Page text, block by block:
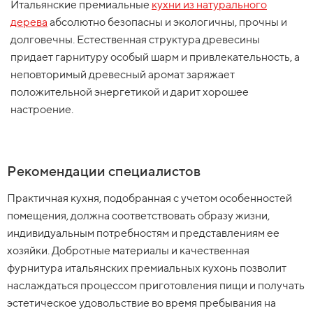
Итальянские премиальные кухни из натурального
дерева абсолютно безопасны и экологичны, прочны и
долговечны. Естественная структура древесины
придает гарнитуру особый шарм и привлекательность, а
неповторимый древесный аромат заряжает
положительной энергетикой и дарит хорошее
настроение.
Рекомендации специалистов
Практичная кухня, подобранная с учетом особенностей
помещения, должна соответствовать образу жизни,
индивидуальным потребностям и представлениям ее
хозяйки. Добротные материалы и качественная
фурнитура итальянских премиальных кухонь позволит
наслаждаться процессом приготовления пищи и получать
эстетическое удовольствие во время пребывания на